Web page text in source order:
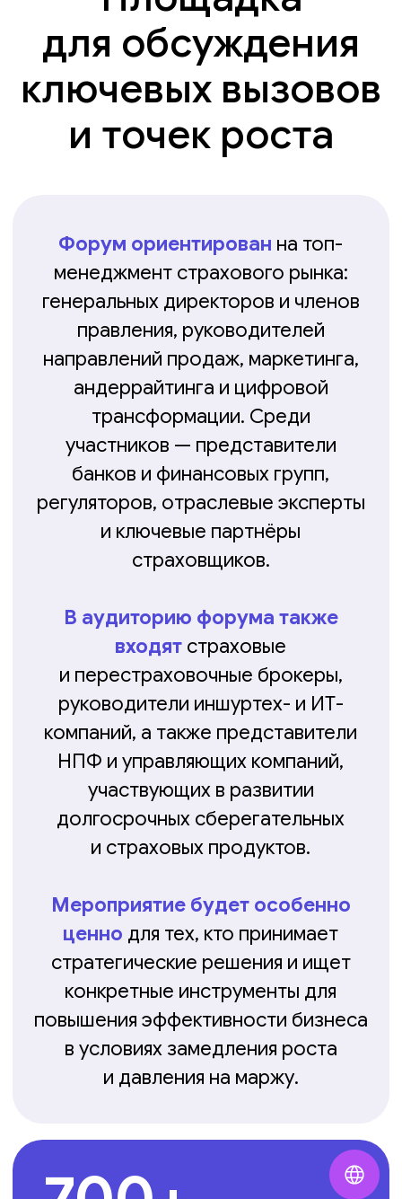
700+
участников
40+
спикеров
гендиректоров
20+
собственников
правления, руководителей
направлений продаж, маркетинга,
андеррайтинга и цифровой
трансформации. Среди
участников — представители
банков и финансовых групп,
регуляторов, отраслевые эксперты
и ключевые партнёры
и перестраховочные брокеры,
руководители иншуртех- и ИТ-
компаний, а также представители
НПФ и управляющих компаний,
участвующих в развитии
долгосрочных сберегательных
и страховых продуктов.
Мероприятие будет особенно
ценнодля тех, кто принимает
стратегические решения и ищет
конкретные инструменты для
повышения эффективности бизнеса
в условиях замедления роста
и давления на маржу.